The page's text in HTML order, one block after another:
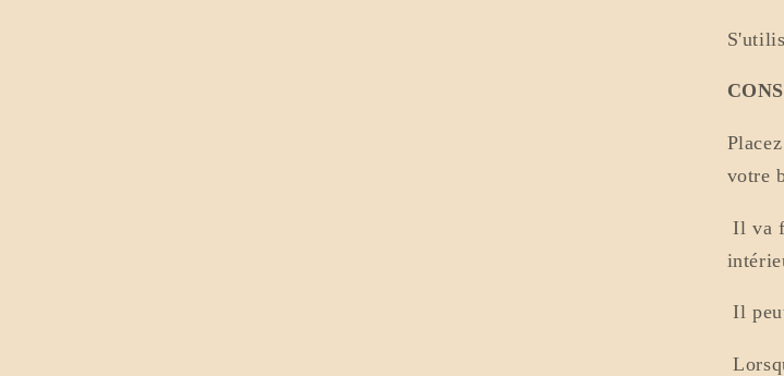
votre
Il va
Il